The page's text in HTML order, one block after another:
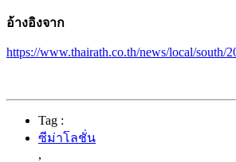
อ้างอิงจาก
https://www.thairath.co.th/news/local/south/
Tag :
ซีม่าโลชั่น
,